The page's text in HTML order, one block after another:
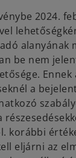
2024.
alanyának
be nem
a
korábbi
eljárni az